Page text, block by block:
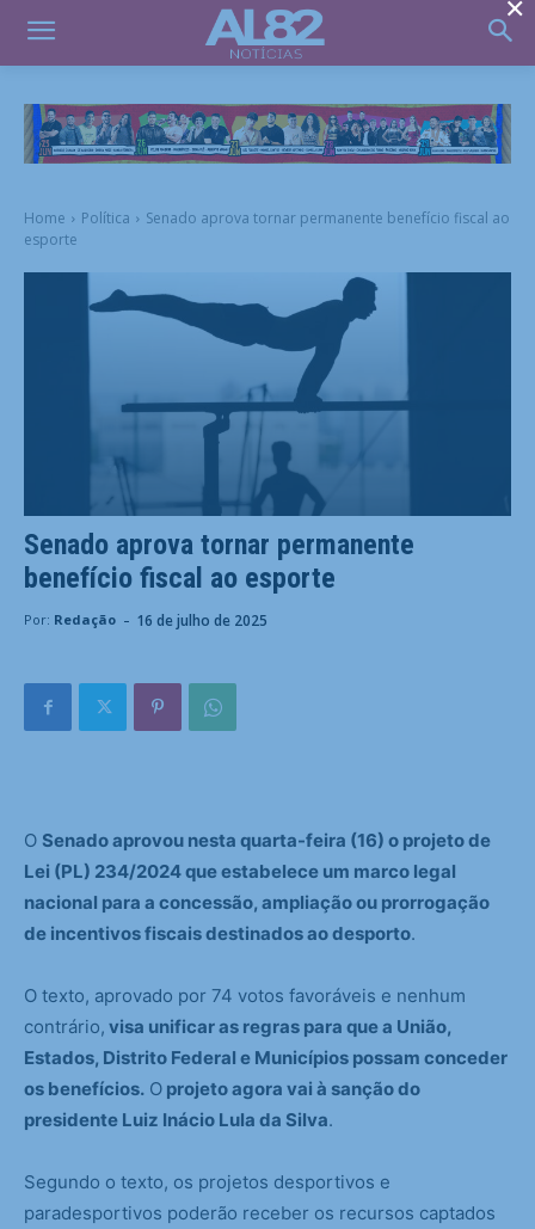
Home Política
Senado aprova tornar permanente benefício fiscal ao
esporte
Senado aprova tornar permanente
benefício fiscal ao esporte
Por: Redação - 16 de julho de 2025
O Senado aprovou nesta quarta-feira (16) o projeto de
Lei (PL) 234/2024 que estabelece um marco legal
nacional para a concessão, ampliação ou prorrogação
de incentivos fiscais destinados ao desporto.
O texto, aprovado por 74 votos favoráveis e nenhum
contrário, visa unificar as regras para que a União,
Estados, Distrito Federal e Municípios possam conceder
os benefícios. O projeto agora vai à sanção do
presidente Luiz Inácio Lula da Silva.
Segundo o texto, os projetos desportivos e
paradesportivos poderão receber os recursos captados